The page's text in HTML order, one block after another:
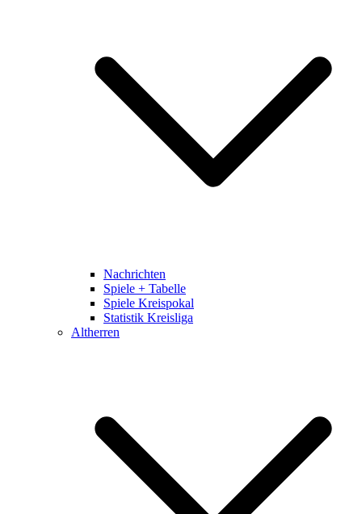
Nachrichten
Spiele + Tabelle
Spiele Kreispokal
Statistik Kreisliga
Altherren